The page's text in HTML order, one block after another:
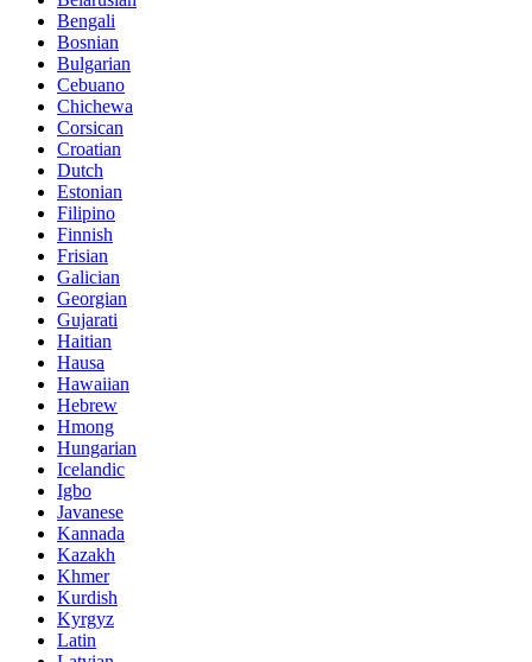
Bengali
Bosnian
Bulgarian
Cebuano
Chichewa
Corsican
Croatian
Dutch
Estonian
Filipino
Finnish
Frisian
Galician
Georgian
Gujarati
Haitian
Hausa
Hawaiian
Hebrew
Hmong
Hungarian
Icelandic
Igbo
Javanese
Kannada
Kazakh
Khmer
Kurdish
Kyrgyz
Latin